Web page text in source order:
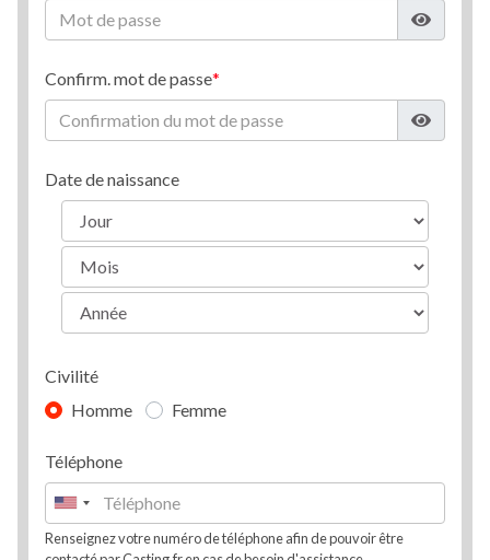
Confirm. mot de passe
Date de naissance
Civilité
Homme
Femme
Téléphone
Renseignez votre numéro de téléphone afin de pouvoir être